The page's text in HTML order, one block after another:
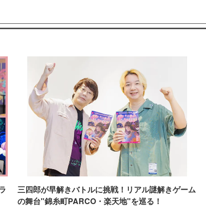
三四郎が早解きバトルに挑戦！リアル謎解きゲーム
の舞台"錦糸町PARCO・楽天地"を巡る！